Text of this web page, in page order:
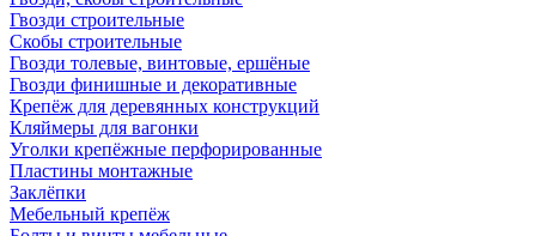
Гвозди строительные
Скобы строительные
Гвозди толевые, винтовые, ершёные
Гвозди финишные и декоративные
Крепёж для деревянных конструкций
Кляймеры для вагонки
Уголки крепёжные перфорированные
Пластины монтажные
Заклёпки
Мебельный крепёж